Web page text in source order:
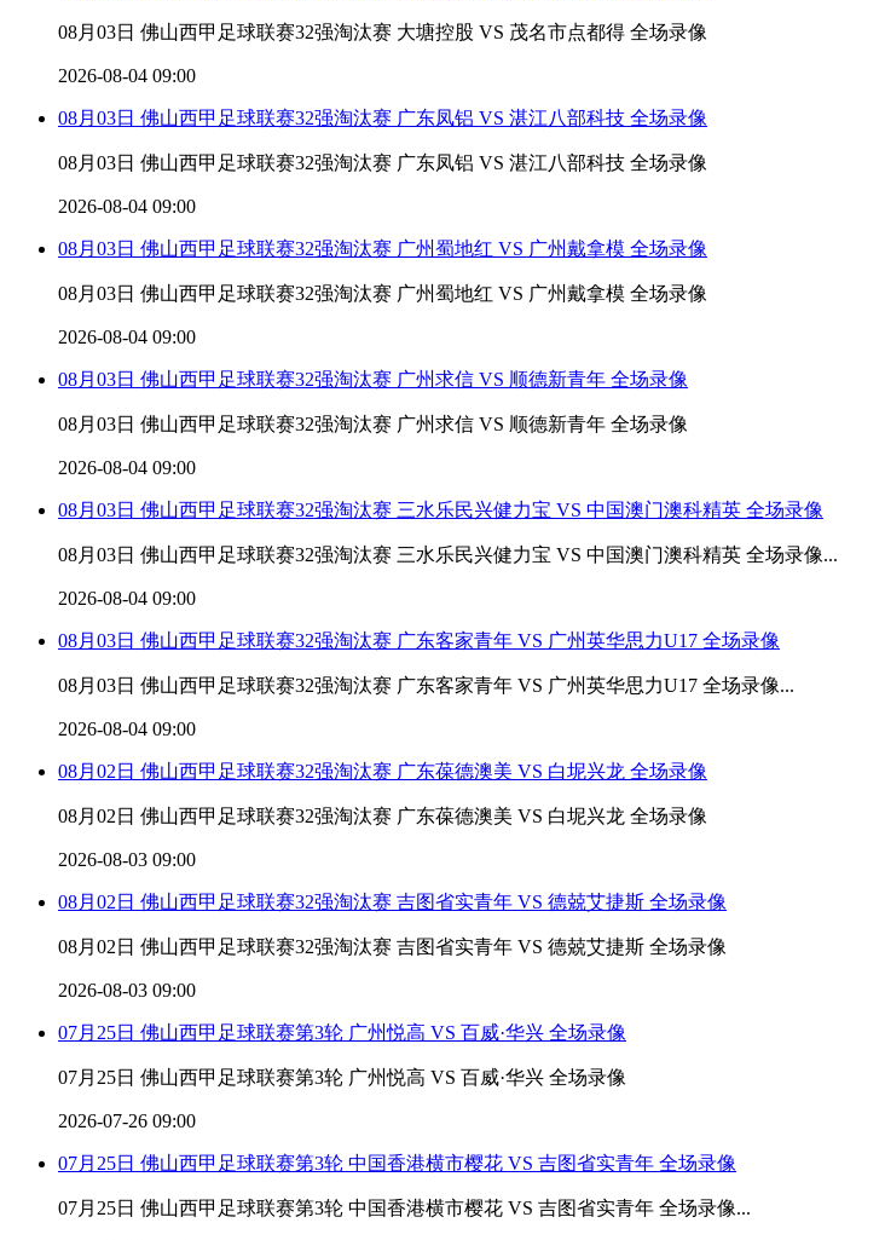
08月03日 佛山西甲足球联赛32强淘汰赛 大塘控股 VS 茂名市点都得 全场录像
2026-08-04 09:00
08月03日 佛山西甲足球联赛32强淘汰赛 广东凤铝 VS 湛江八部科技 全场录像
08月03日 佛山西甲足球联赛32强淘汰赛 广东凤铝 VS 湛江八部科技 全场录像
2026-08-04 09:00
08月03日 佛山西甲足球联赛32强淘汰赛 广州蜀地红 VS 广州戴拿模 全场录像
08月03日 佛山西甲足球联赛32强淘汰赛 广州蜀地红 VS 广州戴拿模 全场录像
2026-08-04 09:00
08月03日 佛山西甲足球联赛32强淘汰赛 广州求信 VS 顺德新青年 全场录像
08月03日 佛山西甲足球联赛32强淘汰赛 广州求信 VS 顺德新青年 全场录像
2026-08-04 09:00
08月03日 佛山西甲足球联赛32强淘汰赛 三水乐民兴健力宝 VS 中国澳门澳科精英 全场录像
08月03日 佛山西甲足球联赛32强淘汰赛 三水乐民兴健力宝 VS 中国澳门澳科精英 全场录像...
2026-08-04 09:00
08月03日 佛山西甲足球联赛32强淘汰赛 广东客家青年 VS 广州英华思力U17 全场录像
08月03日 佛山西甲足球联赛32强淘汰赛 广东客家青年 VS 广州英华思力U17 全场录像...
2026-08-04 09:00
08月02日 佛山西甲足球联赛32强淘汰赛 广东葆德澳美 VS 白坭兴龙 全场录像
08月02日 佛山西甲足球联赛32强淘汰赛 广东葆德澳美 VS 白坭兴龙 全场录像
2026-08-03 09:00
08月02日 佛山西甲足球联赛32强淘汰赛 吉图省实青年 VS 德兢艾捷斯 全场录像
08月02日 佛山西甲足球联赛32强淘汰赛 吉图省实青年 VS 德兢艾捷斯 全场录像
2026-08-03 09:00
07月25日 佛山西甲足球联赛第3轮 广州悦高 VS 百威·华兴 全场录像
07月25日 佛山西甲足球联赛第3轮 广州悦高 VS 百威·华兴 全场录像
2026-07-26 09:00
07月25日 佛山西甲足球联赛第3轮 中国香港横市樱花 VS 吉图省实青年 全场录像
07月25日 佛山西甲足球联赛第3轮 中国香港横市樱花 VS 吉图省实青年 全场录像...